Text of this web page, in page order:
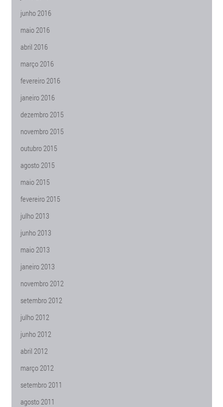
junho 2016
maio 2016
abril 2016
março 2016
fevereiro 2016
janeiro 2016
dezembro 2015
novembro 2015
outubro 2015
agosto 2015
maio 2015
fevereiro 2015
julho 2013
junho 2013
maio 2013
janeiro 2013
novembro 2012
setembro 2012
julho 2012
junho 2012
abril 2012
março 2012
setembro 2011
agosto 2011